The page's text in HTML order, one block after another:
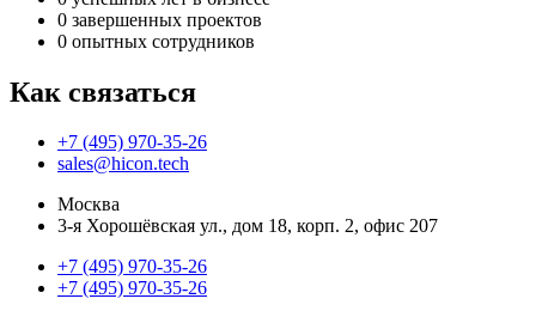
0 завершенных проектов
0 опытных сотрудников
Как связаться
+7 (495) 970-35-26
sales@hicon.tech
Москва
3-я Хорошёвская ул., дом 18, корп. 2, офис 207
+7 (495) 970-35-26
+7 (495) 970-35-26